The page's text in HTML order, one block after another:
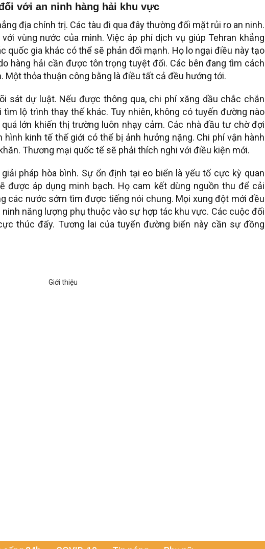
với an ninh hàng hải khu vực
địa chính trị. Các tàu đi qua đây thường đối mặt rủi ro an ninh.
vùng nước của mình. Việc áp phí dịch vụ giúp Tehran khẳng
quốc gia khác có thể sẽ phản đối mạnh. Họ lo ngại điều này tạo
hàng hải cần được tôn trọng tuyệt đối. Các bên đang tìm cách
Một thỏa thuận công bằng là điều tất cả đều hướng tới.
sát dự luật. Nếu được thông qua, chi phí xăng dầu chắc chắn
lộ trình thay thế khác. Tuy nhiên, không có tuyến đường nào
lớn khiến thị trường luôn nhạy cảm. Các nhà đầu tư chờ đợi
kinh tế thế giới có thể bị ảnh hưởng nặng. Chi phí vận hành
Thương mại quốc tế sẽ phải thích nghi với điều kiện mới.
pháp hòa bình. Sự ổn định tại eo biển là yếu tố cực kỳ quan
được áp dụng minh bạch. Họ cam kết dùng nguồn thu để cải
các nước sớm tìm được tiếng nói chung. Mọi xung đột mới đều
năng lượng phụ thuộc vào sự hợp tác khu vực. Các cuộc đối
thúc đẩy. Tương lai của tuyến đường biển này cần sự đồng